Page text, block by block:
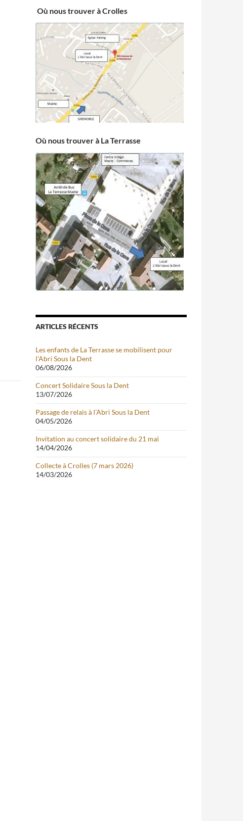
Où nous trouver à Crolles
Où nous trouver à La Terrasse
ARTICLES RÉCENTS
Les enfants de La Terrasse se mobilisent pour
l’Abri Sous la Dent
06/08/2026
Concert Solidaire Sous la Dent
13/07/2026
Passage de relais à l’Abri Sous la Dent
04/05/2026
Invitation au concert solidaire du 21 mai
14/04/2026
Collecte à Crolles (7 mars 2026)
14/03/2026